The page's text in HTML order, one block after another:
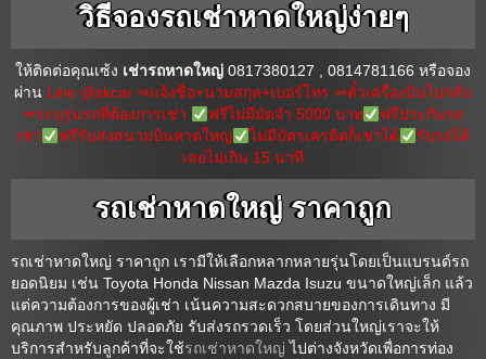
วิธีจองรถเช่าหาดใหญ่ง่ายๆ
ให้ติดต่อคุณเซ้ง เช่ารถหาดใหญ่ 0817380127 , 0814781166 หรือจอง
ผ่าน Line @skcar ⇒แจ้งชื่อ+นามสกุล+เบอร์โทร ⇒ตั๋วเครื่องบินไปกลับ
⇒ระบุรุ่นรถที่ต้องการเช่า
ฟรีไม่มีมัดจำ 5000 บาท
ฟรีประกันรถ
เช่า
ฟรีรับส่งสนามบินหาดใหญ่ ไม่มีบัตรเครดิตก็เช่าได้
รับรถได้
เลยไม่เกิน 15 นาที
รถเช่าหาดใหญ่ ราคาถูก
รถเช่าหาดใหญ่ ราคาถูก เรามีให้เลือกหลากหลายรุ่นโดยเป็นแบรนด์รถ
ยอดนิยม เช่น Toyota Honda Nissan Mazda Isuzu ขนาดใหญ่เล็ก แล้ว
แต่ความต้องการของผู้เช่า เน้นความสะดวกสบายของการเดินทาง มี
คุณภาพ ประหยัด ปลอดภัย รับส่งรถรวดเร็ว โดยส่วนใหญ่เราจะให้
บริการสำหรับลูกค้าที่จะใช้รถเช่าหาดใหญ่ ไปต่างจังหวัดเพื่อการท่อง